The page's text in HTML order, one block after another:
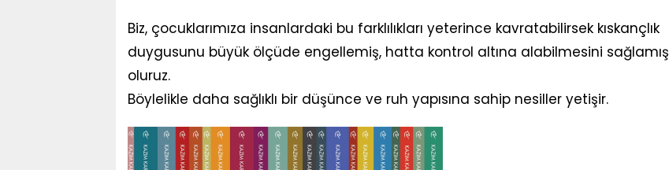
Biz, çocuklarımıza insanlardaki bu farklılıkları yeterince kavratabilirsek kıskançlık
duygusunu büyük ölçüde engellemiş, hatta kontrol altına alabilmesini sağlamış
oluruz.
Böylelikle daha sağlıklı bir düşünce ve ruh yapısına sahip nesiller yetişir.